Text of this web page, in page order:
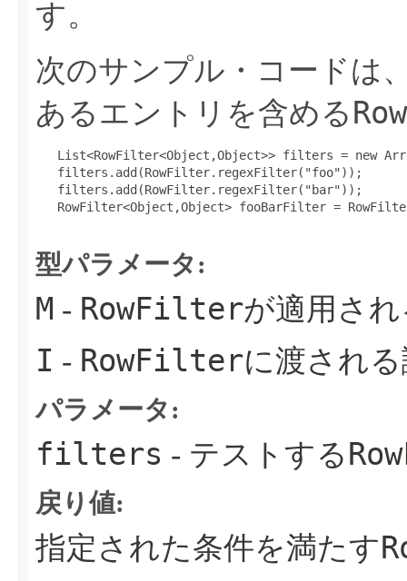
す。
次のサンプル・コードは
あるエントリを含める
List<RowFilter<Object,Object>> filters = new
   filters.add(RowFilter.regexFilter("foo"));
   filters.add(RowFilter.regexFilter("bar"));
RowFilter<Object,Object> fooBarFilter =
型パラメータ:
M - RowFilterが適用さ
I - RowFilterに渡され
パラメータ:
filters - テストする
戻り値:
指定された条件を満たす